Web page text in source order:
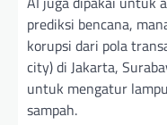
prediksi bencana,
korupsi dari pola
city) di Jakarta,
untuk mengatur
sampah.